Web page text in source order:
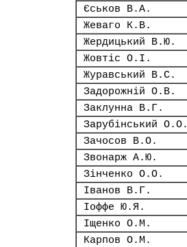
Єськов В.А.
Жеваго К.В.
Жердицький В.Ю.
Жовтіс О.І.
Журавський В.С.
Задорожній О.В.
Заклунна В.Г.
Зарубінський О.О.
Зачосов В.О.
Звонарж А.Ю.
Зінченко О.О.
Іванов В.Г.
Іоффе Ю.Я.
Іщенко О.М.
Карпов О.М.